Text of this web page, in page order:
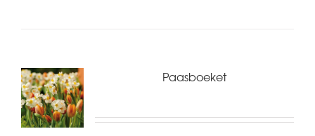
Paasboeket